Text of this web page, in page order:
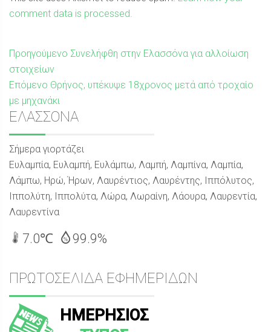
comment data is processed.
Πλοήγηση
άρθρων
Προηγούμενο Προηγούμενη
Συνελήφθη στην Ελασσόνα για αλλοίωση
στοιχείων
Επόμενο Επόμενη
δημοσίευση:
Θρήνος, υπέκυψε 18χρονος μετά από τροχαίο
με μηχανάκι
Sidebar
ΕΛΑΣΣΟΝΑ
Σήμερα γιορτάζει
Ευλαμπία, Ευλαμπή, Ευλάμπω, Λαμπή, Λαμπίνα, Λαμπία,
Λάμπω, Ηρώ, Ήρων, Λαυρέντιος, Λαυρέντης, Ιππόλυτος,
Ιππολύτη, Ιππολύτα, Λώρα, Λωραίνη, Λάουρα, Λαυρεντία,
Λαυρεντίνα
7.0℃ 99.9%
ΠΡΩΤΟΣΕΛΙΔΑ ΕΦΗΜΕΡΙΔΩΝ
ΗΜΕΡΗΣΙΟΣ